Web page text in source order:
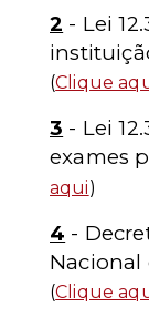
2 - Lei
(Clique
3 - Lei
exames
aqui)
4 -
Nacional
(Clique